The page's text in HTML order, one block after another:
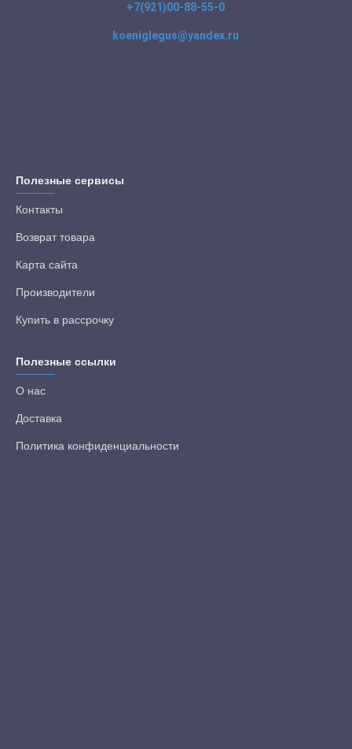
+7(921)00-88-55-0
koeniglegus@yandex.ru
Полезные сервисы
Контакты
Возврат товара
Карта сайта
Производители
Купить в рассрочку
Полезные ссылки
О нас
Доставка
Политика конфиденциальности